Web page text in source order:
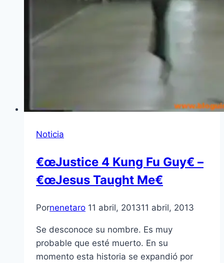
Noticia
€œJustice 4 Kung Fu Guy€ –
€œJesus Taught Me€
Pornenetaro 11 abril, 201311 abril, 2013
Se desconoce su nombre. Es muy
probable que esté muerto. En su
momento esta historia se expandió por